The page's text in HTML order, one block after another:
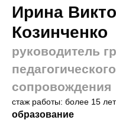
Ирина
Козинченко
руководитель
сопровождения
стаж работы: более 15 лет
образование